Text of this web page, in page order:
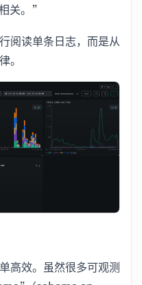
关。”
阅读单条日志，而是从
。
高效。虽然很多可观测